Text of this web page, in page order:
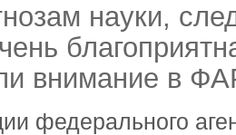
науки,
внимание в
федерального